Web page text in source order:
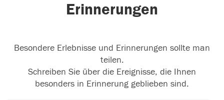
Erinnerungen
Besondere Erlebnisse und Erinnerungen sollte man
teilen.
Schreiben Sie über die Ereignisse, die Ihnen
besonders in Erinnerung geblieben sind.